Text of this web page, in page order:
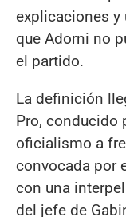
explicaciones y
que Adorni no
el partido.
La definición
Pro, conducido
oficialismo a
convocada por
con una
del jefe de